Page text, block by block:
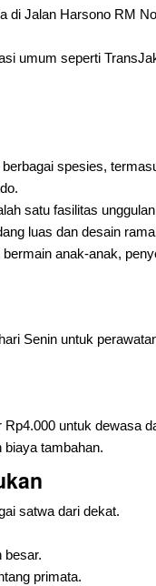
di Jalan Harsono RM
umum seperti
spesies,
satu fasilitas
luas dan desain
anak-anak,
Senin untuk
untuk dewasa
tambahan.
satwa dari dekat.
besar.
primata.